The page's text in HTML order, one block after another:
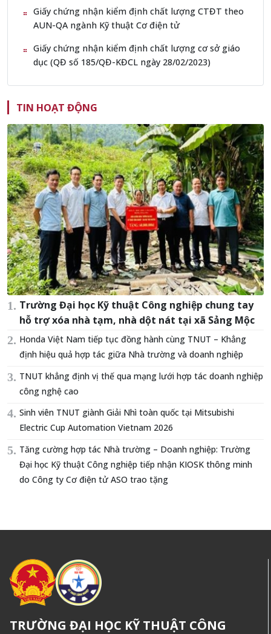
Giấy chứng nhận kiểm định chất lượng CTĐT theo
AUN-QA ngành Kỹ thuật Cơ điện tử
Giấy chứng nhận kiểm định chất lượng cơ sở giáo
dục (QĐ số 185/QĐ-KĐCL ngày 28/02/2023)
TIN HOẠT ĐỘNG
Trường Đại học Kỹ thuật Công nghiệp chung tay
hỗ trợ xóa nhà tạm, nhà dột nát tại xã Sảng Mộc
Honda Việt Nam tiếp tục đồng hành cùng TNUT – Khẳng
định hiệu quả hợp tác giữa Nhà trường và doanh nghiệp
TNUT khẳng định vị thế qua mạng lưới hợp tác doanh nghiệp
công nghệ cao
Sinh viên TNUT giành Giải Nhì toàn quốc tại Mitsubishi
Electric Cup Automation Vietnam 2026
Tăng cường hợp tác Nhà trường – Doanh nghiệp: Trường
Đại học Kỹ thuật Công nghiệp tiếp nhận KIOSK thông minh
do Công ty Cơ điện tử ASO trao tặng
TRƯỜNG ĐẠI HỌC KỸ THUẬT CÔNG